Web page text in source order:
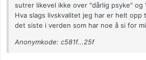
sutrer likevel ikke over "dårlig psyke" og
Hva slags livskvalitet jeg har er helt opp
det siste i verden som har noe å si for
Anonymkode: c581f...25f